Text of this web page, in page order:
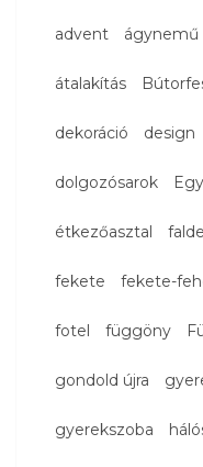
advent ágynemű
átalakítás
dekoráció design
dolgozósarok
étkezőasztal
fekete fekete-
fotel függöny
gondold újra
gyerekszoba